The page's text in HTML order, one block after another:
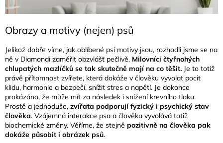
Obrazy a motivy (nejen) psů
Jelikož dobře víme, jak oblíbené psí motivy jsou, rozhodli jsme se na
ně v Diamondi zaměřit obzvlášť pečlivě. Milovníci čtyřnohých
chlupatých mazlíčků se tak skutečně mají na co těšit. Je to totiž
právě přítomnost zvířete, která dokáže v člověku vyvolat pocit
klidu, harmonie a bezpečí, snížit stres a napětí. Je dokonce
prokázáno, že může mít za následek i snížení krevního tlaku.
Prostě a jednoduše, zvířata podporují fyzický i psychický stav
člověka. Vzájemná interakce psa a člověka vyvolává totiž
biochemické změny. Věříme, že stejně pozitivně na člověka pak
dokáže působit i obrázek psů.